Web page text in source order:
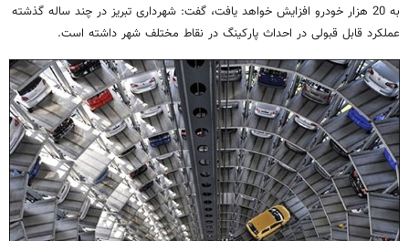
به 20 هزار خودرو افزایش خواهد یافت، گفت: شهرداری تبریز در چند ساله گذشته
عملکرد قابل قبولی در احداث پارکینگ در نقاط مختلف شهر داشته است.